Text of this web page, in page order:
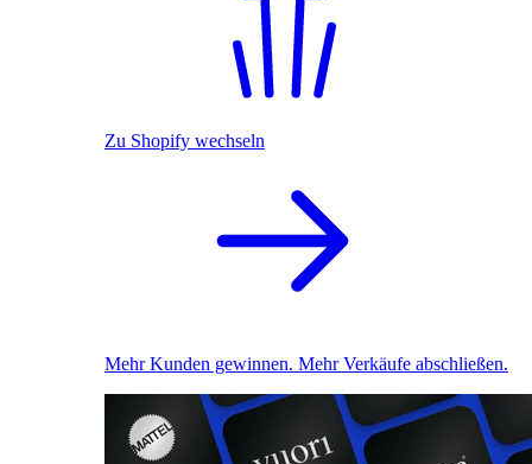
Zu Shopify wechseln
Mehr Kunden gewinnen. Mehr Verkäufe abschließen.